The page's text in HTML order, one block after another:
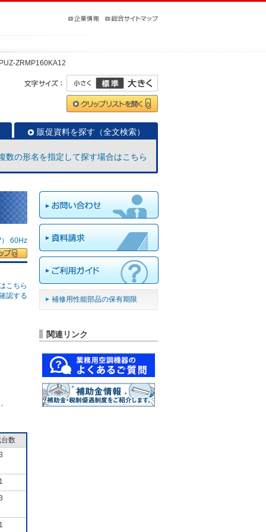
ZRMP160KA12
販促資料を探す（全文検索）
数の形名を指定して探す場合はこちら
60Hz
こちら
認する
数
補修用性能部品の保有期限
関連リンク